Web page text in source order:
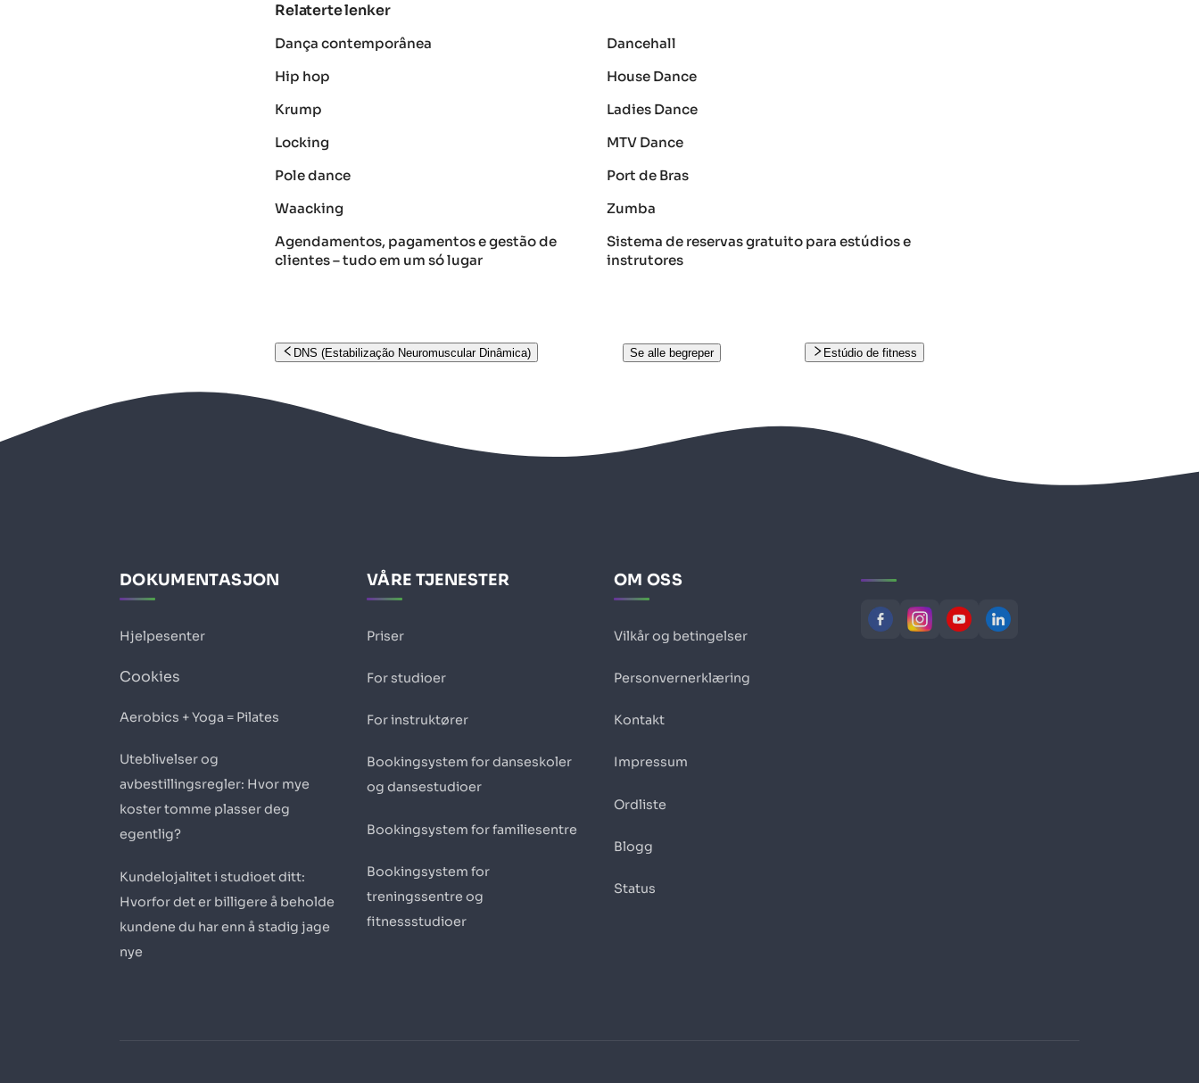
Relaterte lenker
Dança contemporânea
Dancehall
Hip hop
House Dance
Krump
Ladies Dance
Locking
MTV Dance
Pole dance
Port de Bras
Waacking
Zumba
Agendamentos, pagamentos e gestão de
clientes – tudo em um só lugar
Sistema de reservas gratuito para estúdios e
instrutores
DNS (Estabilização Neuromuscular Dinâmica) Se alle begreper Estúdio de fitness
DOKUMENTASJON
Hjelpesenter
Cookies
Aerobics + Yoga = Pilates
Uteblivelser og
avbestillingsregler: Hvor mye
koster tomme plasser deg
egentlig?
Kundelojalitet i studioet ditt:
Hvorfor det er billigere å beholde
kundene du har enn å stadig jage
nye
VÅRE TJENESTER
Priser
For studioer
For instruktører
Bookingsystem for danseskoler
og dansestudioer
Bookingsystem for familiesentre
Bookingsystem for
treningssentre og
fitnessstudioer
OM OSS
Vilkår og betingelser
Personvernerklæring
Kontakt
Impressum
Ordliste
Blogg
Status